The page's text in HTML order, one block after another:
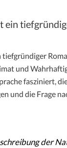
ein
tiefgründiger
und
fasziniert,
und die Frage
der